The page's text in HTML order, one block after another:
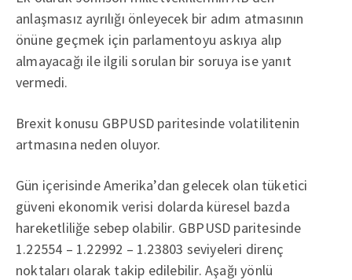
anlaşmasız ayrılığı önleyecek bir adım atmasının
önüne geçmek için parlamentoyu askıya alıp
almayacağı ile ilgili sorulan bir soruya ise yanıt
vermedi.
Brexit konusu GBPUSD paritesinde volatilitenin
artmasına neden oluyor.
Gün içerisinde Amerika’dan gelecek olan tüketici
güveni ekonomik verisi dolarda küresel bazda
hareketliliğe sebep olabilir. GBPUSD paritesinde
1.22554 – 1.22992 – 1.23803 seviyeleri direnç
noktaları olarak takip edilebilir. Aşağı yönlü